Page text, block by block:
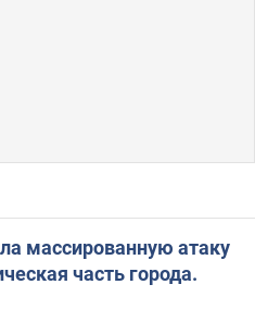
массированную атаку
часть города.